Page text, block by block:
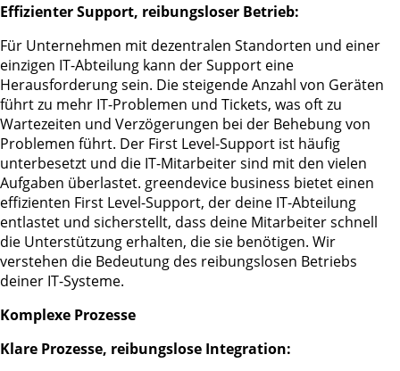
Effizienter Support, reibungsloser Betrieb:
Für Unternehmen mit dezentralen Standorten und einer
einzigen IT-Abteilung kann der Support eine
Herausforderung sein. Die steigende Anzahl von Geräten
führt zu mehr IT-Problemen und Tickets, was oft zu
Wartezeiten und Verzögerungen bei der Behebung von
Problemen führt. Der First Level-Support ist häufig
unterbesetzt und die IT-Mitarbeiter sind mit den vielen
Aufgaben überlastet. greendevice business bietet einen
effizienten First Level-Support, der deine IT-Abteilung
entlastet und sicherstellt, dass deine Mitarbeiter schnell
die Unterstützung erhalten, die sie benötigen. Wir
verstehen die Bedeutung des reibungslosen Betriebs
deiner IT-Systeme.
Komplexe Prozesse
Klare Prozesse, reibungslose Integration: